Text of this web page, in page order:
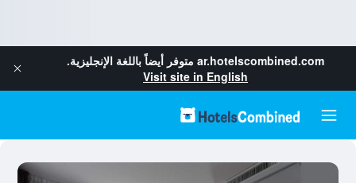
ar.hotelscombined.com متوفر أيضاً باللغة الإنجليزية.
Visit site in English